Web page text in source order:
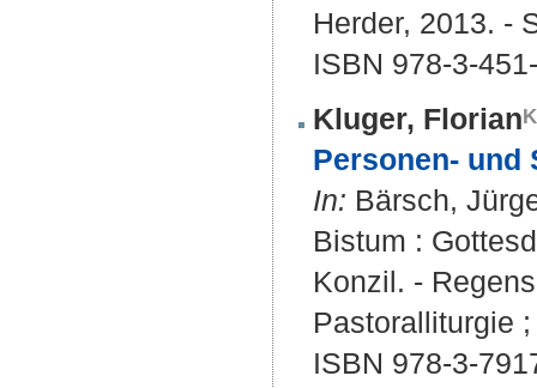
Herder, 2013. -
ISBN 978-3-
Kluger, Florian
Personen- und
In: Bärsch,
Bistum :
Konzil. -
Pastoralliturgie
ISBN 978-3-